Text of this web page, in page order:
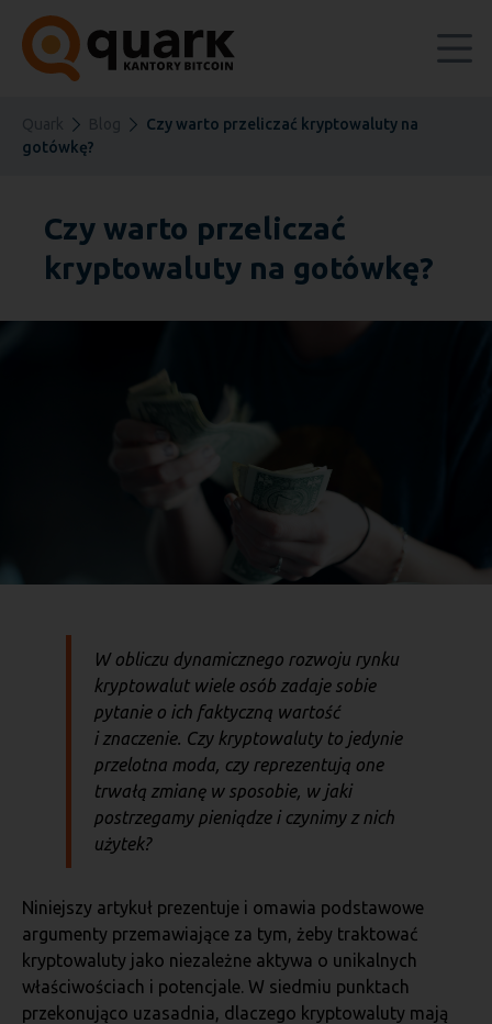
Czy warto przeliczać kryptowaluty na
gotówkę?
Czy warto przeliczać
kryptowaluty na gotówkę?
W obliczu dynamicznego rozwoju rynku
kryptowalut wiele osób zadaje sobie
pytanie o ich faktyczną wartość
i znaczenie. Czy kryptowaluty to jedynie
przelotna moda, czy reprezentują one
trwałą zmianę w sposobie, w jaki
postrzegamy pieniądze i czynimy z nich
użytek?
Niniejszy artykuł prezentuje i omawia podstawowe
argumenty przemawiające za tym, żeby traktować
kryptowaluty jako niezależne aktywa o unikalnych
właściwościach i potencjale. W siedmiu punktach
przekonująco uzasadnia, dlaczego kryptowaluty mają